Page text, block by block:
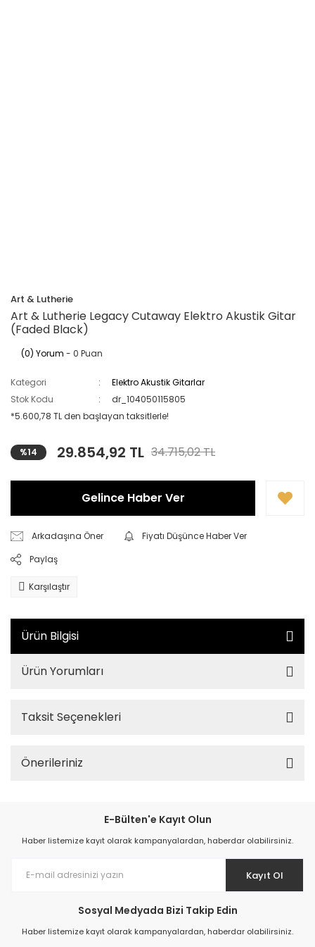
Art & Lutherie
Art & Lutherie Legacy Cutaway Elektro Akustik Gitar
(Faded Black)
(0) Yorum - 0 Puan
Kategori
Elektro Akustik Gitarlar
Stok Kodu
dr_104050115805
*5.600,78 TL den başlayan taksitlerle!
%14 29.854,92 TL 34.715,02 TL
Gelince Haber Ver
Arkadaşına Öner
Fiyatı Düşünce Haber Ver
Paylaş
Karşılaştır
Ürün Bilgisi
Ürün Yorumları
Taksit Seçenekleri
Önerileriniz
E-Bülten'e Kayıt Olun
Haber listemize kayıt olarak kampanyalardan, haberdar olabilirsiniz.
Kayıt Ol
Sosyal Medyada Bizi Takip Edin
Haber listemize kayıt olarak kampanyalardan, haberdar olabilirsiniz.